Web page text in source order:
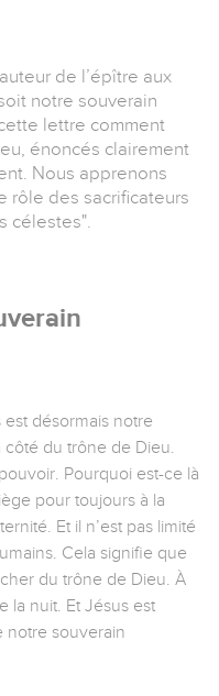
de l’épître aux
notre souverain
lettre comment
énoncés clairement
Nous apprenons
rôle des sacrificateurs
célestes".
désormais notre
côté du trône de Dieu.
Pourquoi est-ce là
pour toujours à la
Et il n’est pas limité
Cela signifie que
du trône de Dieu. À
la nuit. Et Jésus est
notre souverain